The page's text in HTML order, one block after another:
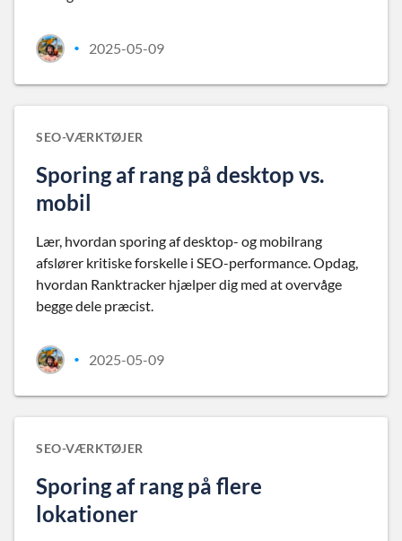
• 2025-05-09
SEO-VÆRKTØJER
Sporing af rang på desktop vs.
mobil
Lær, hvordan sporing af desktop- og mobilrang
afslører kritiske forskelle i SEO-performance. Opdag,
hvordan Ranktracker hjælper dig med at overvåge
begge dele præcist.
• 2025-05-09
SEO-VÆRKTØJER
Sporing af rang på flere
lokationer